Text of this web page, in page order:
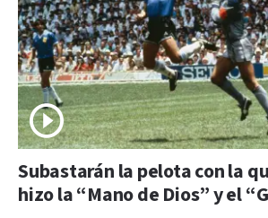
Subastarán la pelota con la
hizo la “Mano de Dios” y el